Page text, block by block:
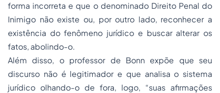
forma incorreta e que o denominado Direito Penal do
Inimigo não existe ou, por outro lado, reconhecer a
existência do fenômeno jurídico e buscar alterar os
fatos, abolindo-o.
Além disso, o professor de Bonn expõe que seu
discurso não é legitimador e que analisa o sistema
jurídico olhando-o de fora, logo, “suas afirmações